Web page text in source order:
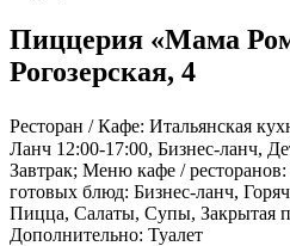
Пиццерия «Мама
Рогозерская, 4
Ресторан / Кафе: Итальянская
Ланч 12:00-17:00, Бизнес-ланч,
Завтрак; Меню кафе /
готовых блюд: Бизнес-ланч,
Пицца, Салаты, Супы, Закрытая
Дополнительно: Туалет